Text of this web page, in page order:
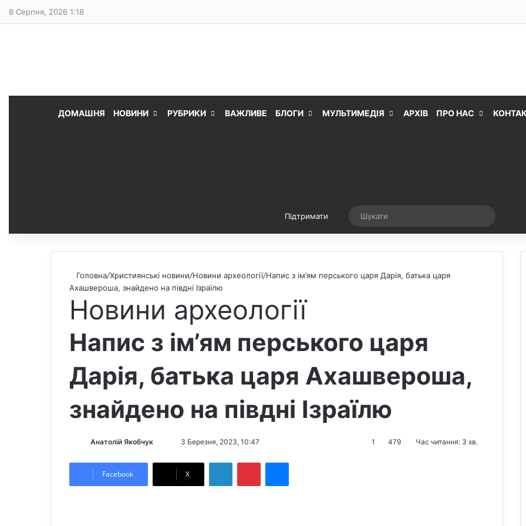
8 Серпня, 2026 1:18
ДОМАШНЯ НОВИНИ РУБРИКИ ВАЖЛИВЕ БЛОГИ МУЛЬТИМЕДІЯ АРХІВ ПРО НАС
Підтримати Випадкова стаття
Головна/Християнські новини/Новини археології/Напис з ім’ям перського царя Дарія, батька царя
Ахашвероша, знайдено на півдні Ізраїлю
Новини археології
Напис з ім’ям перського царя
Дарія, батька царя Ахашвероша,
знайдено на півдні Ізраїлю
Анатолій Якобчук
l d
3 Березня, 2023, 10:47 1 479 Час читання: 3 хв.
Facebook X